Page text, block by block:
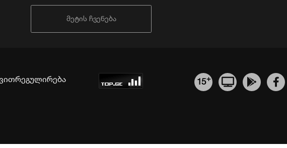
მეტის ჩვენება
15+